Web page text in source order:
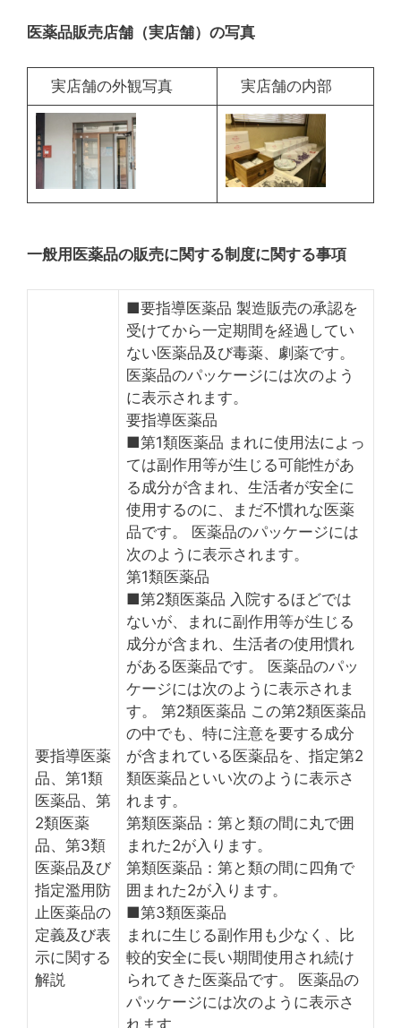
医薬品販売店舗（実店舗）の写真
実店舗の外観写真 実店舗の内部
一般用医薬品の販売に関する制度に関する事項
要指導医薬
品、第1類
医薬品、第
2類医薬
品、第3類
医薬品及び
指定濫用防
止医薬品の
定義及び表
示に関する
解説
■要指導医薬品 製造販売の承認を
受けてから一定期間を経過してい
ない医薬品及び毒薬、劇薬です。
医薬品のパッケージには次のよう
に表示されます。
要指導医薬品
■第1類医薬品 まれに使用法によっ
ては副作用等が生じる可能性があ
る成分が含まれ、生活者が安全に
使用するのに、まだ不慣れな医薬
品です。 医薬品のパッケージには
次のように表示されます。
第1類医薬品
■第2類医薬品 入院するほどでは
ないが、まれに副作用等が生じる
成分が含まれ、生活者の使用慣れ
がある医薬品です。 医薬品のパッ
ケージには次のように表示されま
す。 第2類医薬品 この第2類医薬品
の中でも、特に注意を要する成分
が含まれている医薬品を、指定第2
類医薬品といい次のように表示さ
れます。
第類医薬品：第と類の間に丸で囲
まれた2が入ります。
第類医薬品：第と類の間に四角で
囲まれた2が入ります。
■第3類医薬品
まれに生じる副作用も少なく、比
較的安全に長い期間使用され続け
られてきた医薬品です。 医薬品の
パッケージには次のように表示さ
れます。